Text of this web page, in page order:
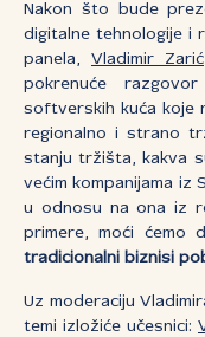
Nakon što bude
digitalne tehnologije i
panela, Vladimir Zarić
pokrenuće
softverskih kuća koje
regionalno i strano
stanju tržišta, kakva
većim kompanijama iz
u odnosu na ona iz
primere, moći ćemo
tradicionalni biznisi
Uz moderaciju
temi izložiće učesnici: